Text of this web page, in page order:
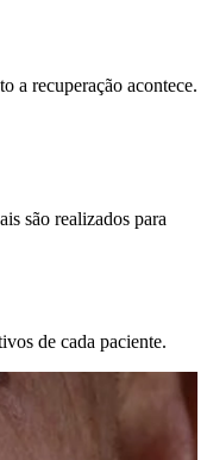
a recuperação acontece.
são realizados para
de cada paciente.